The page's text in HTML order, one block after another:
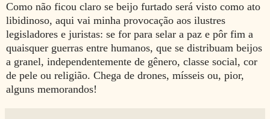
Como não ficou claro se beijo furtado será visto como ato
libidinoso, aqui vai minha provocação aos ilustres
legisladores e juristas: se for para selar a paz e pôr fim a
quaisquer guerras entre humanos, que se distribuam beijos
a granel, independentemente de gênero, classe social, cor
de pele ou religião. Chega de drones, mísseis ou, pior,
alguns memorandos!